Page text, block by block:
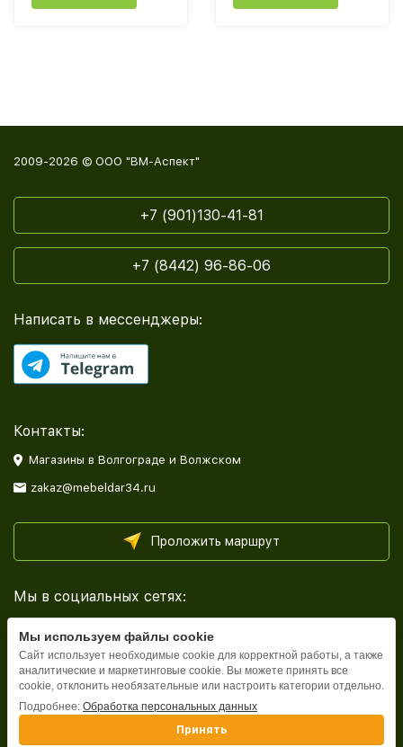
2009-2026 © ООО "ВМ-Аспект"
+7 (901)130-41-81
+7 (8442) 96-86-06
Написать в мессенджеры:
Контакты:
Магазины в Волгограде и Волжском
zakaz@mebeldar34.ru
Проложить маршрут
Мы в социальных сетях:
Каталог
Мы используем файлы cookie
Сайт использует необходимые cookie для корректной работы, а также
аналитические и маркетинговые cookie. Вы можете принять все
cookie, отклонить необязательные или настроить категории отдельно.
Подробнее: Обработка персональных данных
Принять